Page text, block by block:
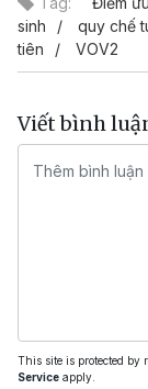
sinh
quy chế
tiên
VOV2
Viết bình
This site is protected by
Service apply.